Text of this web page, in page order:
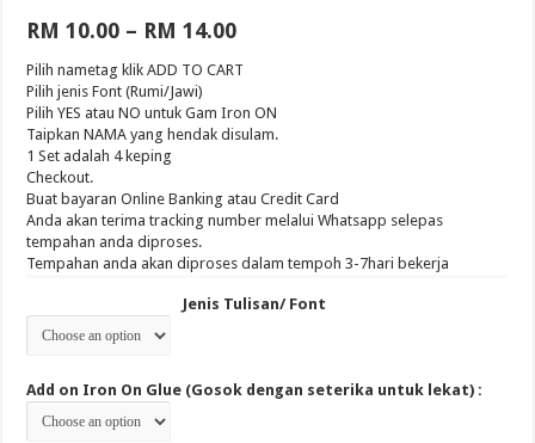
RM 10.00 – RM 14.00Price
RM 10.00
RM 14.00
Pilih nametag klik ADD TO CART
Pilih jenis Font (Rumi/Jawi)
Pilih YES atau NO untuk Gam Iron ON
Taipkan NAMA yang hendak disulam.
1 Set adalah 4 keping
Checkout.
Buat bayaran Online Banking atau Credit Card
Anda akan terima tracking number melalui Whatsapp selepas
tempahan anda diproses.
Tempahan anda akan diproses dalam tempoh 3-7hari bekerja
Jenis Tulisan/ Font
Add on Iron On Glue (Gosok dengan seterika untuk lekat) :